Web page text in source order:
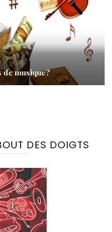
de musique?
DES DOIGTS